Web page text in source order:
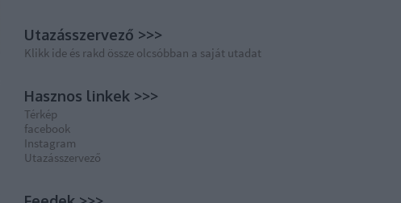
Utazásszervező >>>
Klikk ide és rakd össze olcsóbban a saját utadat
Hasznos linkek >>>
Térkép
facebook
Instagram
Utazásszervező